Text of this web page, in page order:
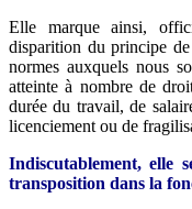
Elle marque ainsi,
disparition du principe
normes auxquels nous
atteinte à nombre de
durée du travail, de
licenciement ou de
Indiscutablement, elle
transposition dans la